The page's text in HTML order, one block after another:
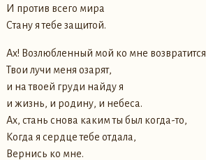
И против всего мира
Стану я тебе защитой.
Ах! Возлюбленный мой ко мне возвратится
Твои лучи меня озарят,
и на твоей груди найду я
и жизнь, и родину, и небеса.
Ах, стань снова каким ты был когда-то,
Когда я сердце тебе отдала,
Вернись ко мне.